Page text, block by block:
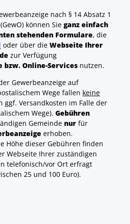
nach § 14 Absatz 1
können Sie ganz einfach
stehenden Formulare, die
oder über die Webseite Ihrer
zur Verfügung
bzw. Online-Services nutzen.
Gewerbeanzeige auf
Wege fallen keine
ggf. Versandkosten im Falle der
Wege). Gebühren
Gemeinde nur für
erhoben.
Höhe dieser Gebühren finden
Webseite Ihrer zuständigen
telefonisch/vor Ort erfragt
25 und 100 Euro).